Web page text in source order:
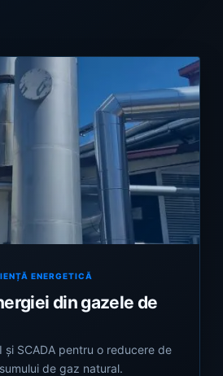
ENERGETICĂ
din gazele de
și SCADA pentru o reducere de
de gaz natural.